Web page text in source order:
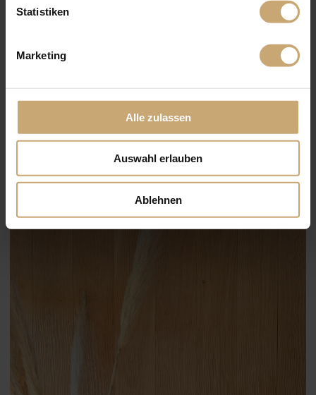
Statistiken
Marketing
Alle zulassen
Auswahl erlauben
Ablehnen